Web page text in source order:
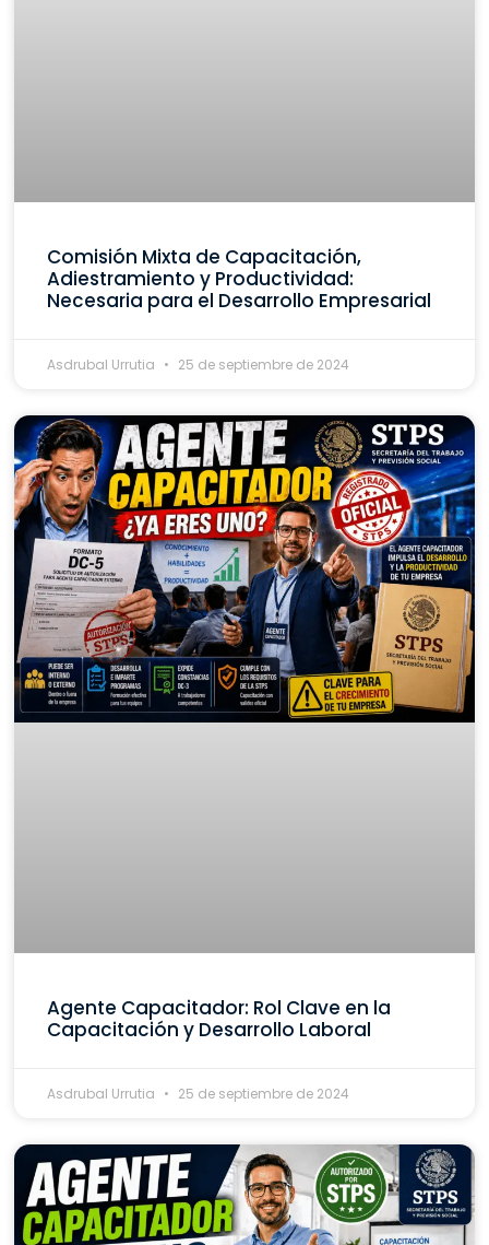
Comisión Mixta de Capacitación,
Adiestramiento y Productividad:
Necesaria para el Desarrollo Empresarial
Asdrubal Urrutia 25 de septiembre de 2024
Agente Capacitador: Rol Clave en la
Capacitación y Desarrollo Laboral
Asdrubal Urrutia 25 de septiembre de 2024